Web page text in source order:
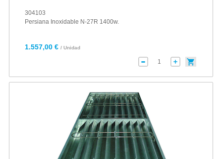
304103
Persiana Inoxidable N-27R 1400w.
1.557,00 € / Unidad